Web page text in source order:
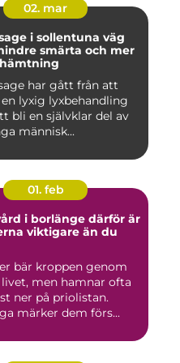
02. mar
i sollentuna väg
smärta och mer
har gått från att
en lyxig lyxbehandling
bli en självklar del av
människ...
01. feb
i borlänge därför är
viktigare än du
bär kroppen genom
livet, men hamnar ofta
ner på priolistan.
märker dem förs...